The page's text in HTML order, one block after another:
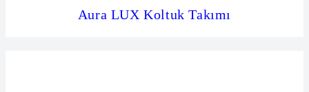
Aura LUX Koltuk Takımı